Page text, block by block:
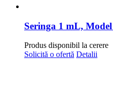
Seringa 1 mL,
Produs disponibil la cerere
Solicită o ofertă Detalii